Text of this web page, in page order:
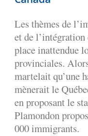
Les thèmes de
et de
place inattendue
provinciales.
martelait qu’une
mènerait le
en proposant le
Plamondon
000 immigrants.